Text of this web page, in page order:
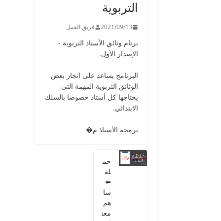
الح
ة
وى
الأو
ل
التربوية
2021/09/13 فريق العمل
برنام وثائق الأستاذ التربوية -
الإصدار الأول.
البرنامج يساعد على انجاز بعض
الوثائق التربوية المهمة التي
يحتاجها كل أستاذ خصوصا بالسلك
الابتدائي.
برمجة الأستاذ م�
حم
لة
⬅️
سا
هم
معن